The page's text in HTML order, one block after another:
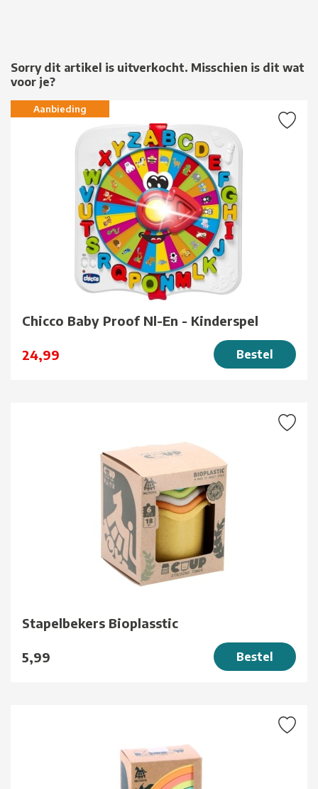
Sorry dit artikel is uitverkocht. Misschien is dit wat
voor je?
Aanbieding
Chicco Baby Proof Nl-En - Kinderspel
24,99 Bestel
Stapelbekers Bioplasstic
5,99 Bestel